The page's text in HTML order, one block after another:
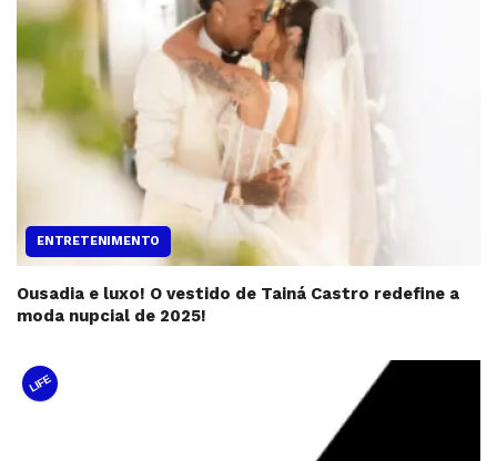
ENTRETENIMENTO
Ousadia e luxo! O vestido de Tainá Castro redefine a
moda nupcial de 2025!
LIFE